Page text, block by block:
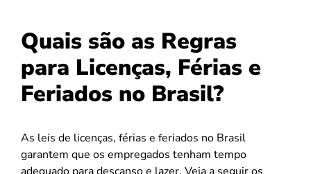
Quais são as Regras
para Licenças, Férias e
Feriados no Brasil?
As leis de licenças, férias e feriados no Brasil
garantem que os empregados tenham tempo